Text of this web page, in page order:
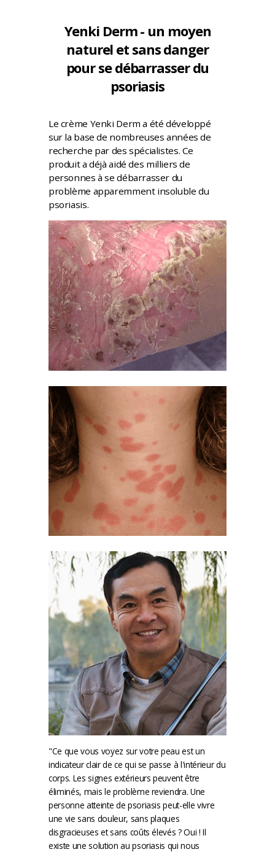
Yenki Derm - un moyen
naturel et sans danger
pour se débarrasser du
psoriasis
Le crème Yenki Derm a été développé
sur la base de nombreuses années de
recherche par des spécialistes. Ce
produit a déjà aidé des milliers de
personnes à se débarrasser du
problème apparemment insoluble du
psoriasis.
"Ce que vous voyez sur votre peau est un
indicateur clair de ce qui se passe à l'intérieur du
corps. Les signes extérieurs peuvent être
éliminés, mais le problème reviendra. Une
personne atteinte de psoriasis peut-elle vivre
une vie sans douleur, sans plaques
disgracieuses et sans coûts élevés ? Oui ! Il
existe une solution au psoriasis qui nous